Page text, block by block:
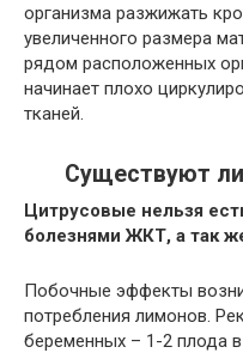
организма разжижать
увеличенного размера
рядом расположенных
начинает плохо
тканей.
Существуют
Цитрусовые нельзя
болезнями ЖКТ, а так
Побочные эффекты
потребления лимонов.
беременных – 1-2 плода